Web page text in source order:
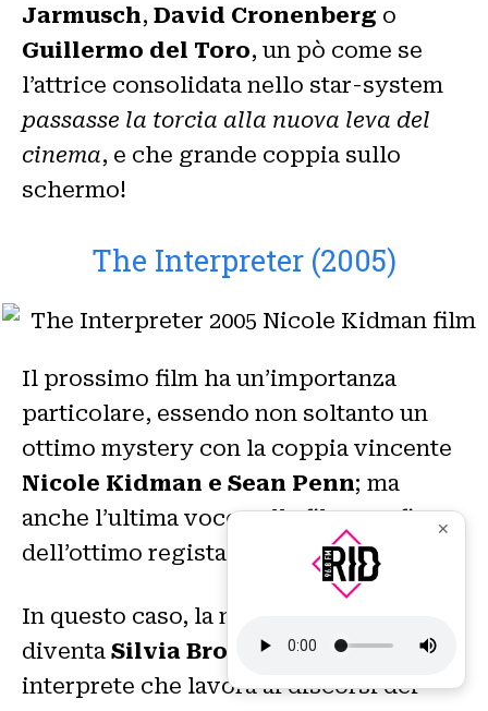
Jarmusch, David Cronenberg o
Guillermo del Toro, un pò come se
l’attrice consolidata nello star-system
passasse la torcia alla nuova leva del
cinema, e che grande coppia sullo
schermo!
The Interpreter (2005)
Il prossimo film ha un’importanza
particolare, essendo non soltanto un
ottimo mystery con la coppia vincente
Nicole Kidman e Sean Penn; ma
anche l’ultima voce nella filmografia
dell’ottimo regista
Sydney Pollack
In questo caso, la nostra beniamina
diventa Silvia Broome
, traduttrice e
interprete che lavora ai discorsi dei
✕